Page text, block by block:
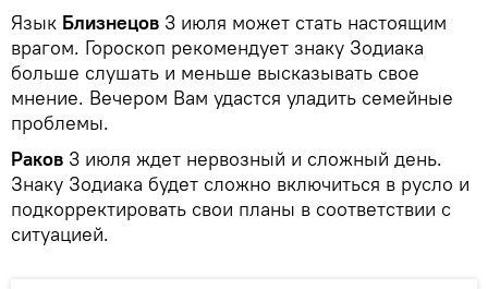
Язык Близнецов 3 июля может стать настоящим
врагом. Гороскоп рекомендует знаку Зодиака
больше слушать и меньше высказывать свое
мнение. Вечером Вам удастся уладить семейные
проблемы.
Раков 3 июля ждет нервозный и сложный день.
Знаку Зодиака будет сложно включиться в русло и
подкорректировать свои планы в соответствии с
ситуацией.